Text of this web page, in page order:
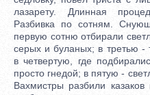
лазарету. Длинная
Разбивка по сотням.
первую сотню отбирали
серых и буланых; в третью -
в четвертую, где
просто гнедой; в пятую -
Вахмистры разбили